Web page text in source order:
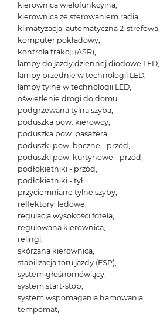
kierownica wielofunkcyjna,
kierownica ze sterowaniem radia,
klimatyzacja: automatyczna 2-strefowa,
komputer pokładowy,
kontrola trakcji (ASR),
lampy do jazdy dziennej diodowe LED,
lampy przednie w technologii LED,
lampy tylne w technologii LED,
oświetlenie drogi do domu,
podgrzewana tylna szyba,
poduszka pow. kierowcy,
poduszka pow. pasażera,
poduszki pow. boczne - przód,
poduszki pow. kurtynowe - przód,
podłokietniki - przód,
podłokietniki - tył,
przyciemniane tylne szyby,
reflektory: ledowe,
regulacja wysokości fotela,
regulowana kierownica,
relingi,
skórzana kierownica,
stabilizacja toru jazdy (ESP),
system głośnomówiący,
system start-stop,
system wspomagania hamowania,
tempomat,